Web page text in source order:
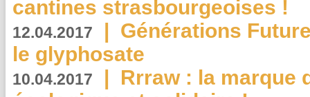
cantines strasbourgeoises !
12.04.2017 | Générations
le glyphosate
10.04.2017 | Rrraw : la marque